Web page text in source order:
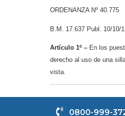
ORDENANZA Nº 40.775
B.M. 17.637 Publ. 10/10/
Artículo 1º – En los
derecho al uso de una
vista.
0800-999-